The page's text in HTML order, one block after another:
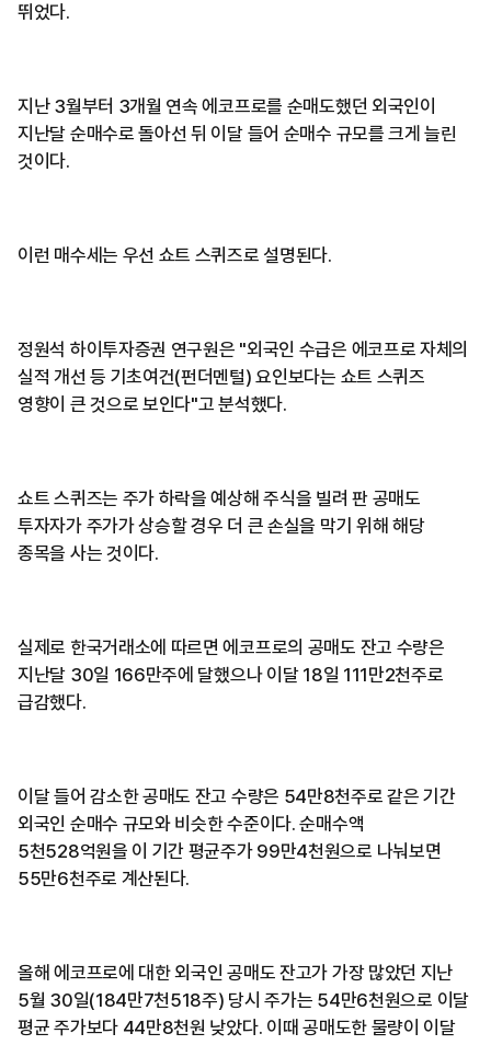
뛰었다.
지난 3월부터 3개월 연속 에코프로를 순매도했던 외국인이
지난달 순매수로 돌아선 뒤 이달 들어 순매수 규모를 크게 늘린
것이다.
이런 매수세는 우선 쇼트 스퀴즈로 설명된다.
정원석 하이투자증권 연구원은 "외국인 수급은 에코프로 자체의
실적 개선 등 기초여건(펀더멘털) 요인보다는 쇼트 스퀴즈
영향이 큰 것으로 보인다"고 분석했다.
쇼트 스퀴즈는 주가 하락을 예상해 주식을 빌려 판 공매도
투자자가 주가가 상승할 경우 더 큰 손실을 막기 위해 해당
종목을 사는 것이다.
실제로 한국거래소에 따르면 에코프로의 공매도 잔고 수량은
지난달 30일 166만주에 달했으나 이달 18일 111만2천주로
급감했다.
이달 들어 감소한 공매도 잔고 수량은 54만8천주로 같은 기간
외국인 순매수 규모와 비슷한 수준이다. 순매수액
5천528억원을 이 기간 평균주가 99만4천원으로 나눠보면
55만6천주로 계산된다.
올해 에코프로에 대한 외국인 공매도 잔고가 가장 많았던 지난
5월 30일(184만7천518주) 당시 주가는 54만6천원으로 이달
평균 주가보다 44만8천원 낮았다. 이때 공매도한 물량이 이달